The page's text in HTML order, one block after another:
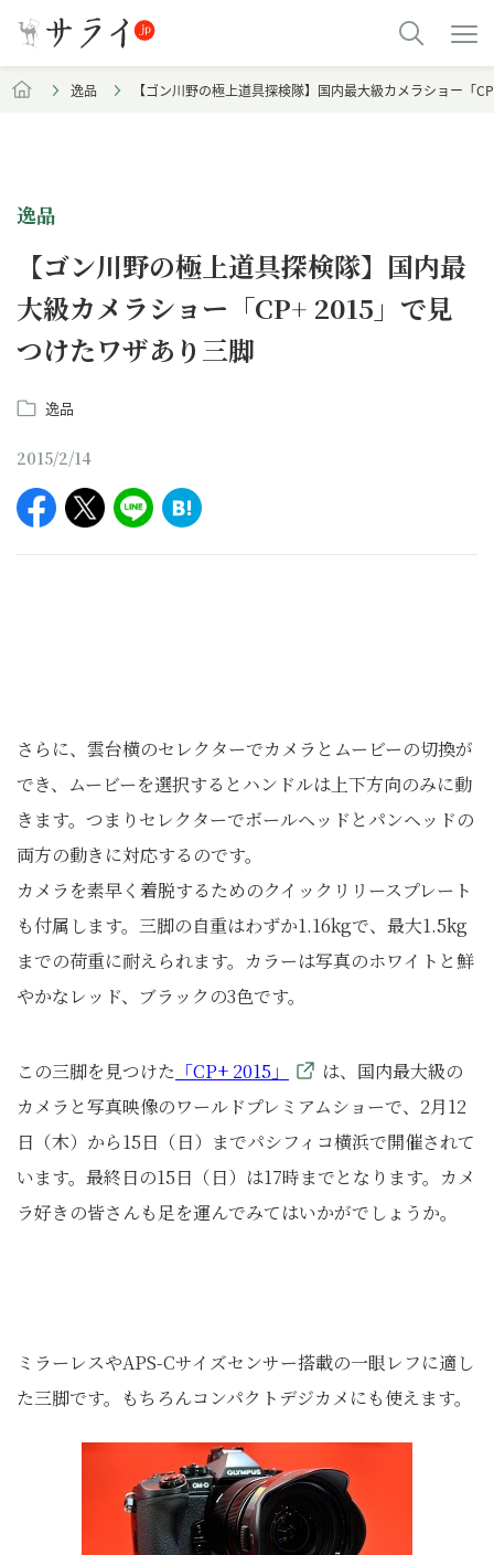
逸品 【ゴン川野の極上道具探検隊】国内最大級カメラショー「
逸品
【ゴン川野の極上道具探検隊】国内最
大級カメラショー「CP+ 2015」で見
つけたワザあり三脚
逸品
2015/2/14
さらに、雲台横のセレクターでカメラとムービーの切換が
でき、ムービーを選択するとハンドルは上下方向のみに動
きます。つまりセレクターでボールヘッドとパンヘッドの
両方の動きに対応するのです。
カメラを素早く着脱するためのクイックリリースプレート
も付属します。三脚の自重はわずか1.16kgで、最大1.5kg
までの荷重に耐えられます。カラーは写真のホワイトと鮮
やかなレッド、ブラックの3色です。
この三脚を見つけた 「CP+ 2015」
は、国内最大級の
カメラと写真映像のワールドプレミアムショーで、2月12
日（木）から15日（日）までパシフィコ横浜で開催されて
います。最終日の15日（日）は17時までとなります。カメ
ラ好きの皆さんも足を運んでみてはいかがでしょうか。
ミラーレスやAPS-Cサイズセンサー搭載の一眼レフに適し
た三脚です。もちろんコンパクトデジカメにも使えます。